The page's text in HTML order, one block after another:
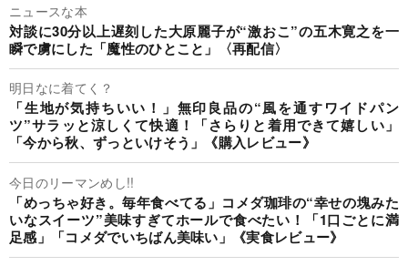
ニュースな本
対談に30分以上遅刻した大原麗子が“激おこ”の五木寛之を一
瞬で虜にした「魔性のひとこと」〈再配信〉
明日なに着てく？
「生地が気持ちいい！」無印良品の“風を通すワイドパン
ツ”サラッと涼しくて快適！「さらりと着用できて嬉しい」
「今から秋、ずっといけそう」《購入レビュー》
今日のリーマンめし!!
「めっちゃ好き。毎年食べてる」コメダ珈琲の“幸せの塊みた
いなスイーツ”美味すぎてホールで食べたい！「1口ごとに満
足感」「コメダでいちばん美味い」《実食レビュー》